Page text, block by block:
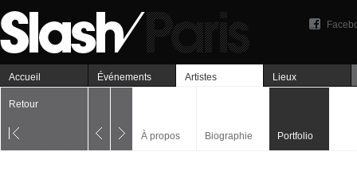
Accueil Événements Artistes Lieux
Retour
À propos Biographie Portfolio